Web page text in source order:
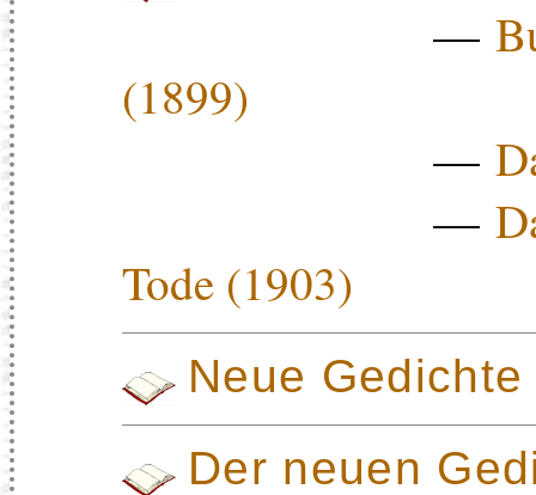
—
(1899)
—
—
Tode (1903)
Neue Gedichte
Der neuen